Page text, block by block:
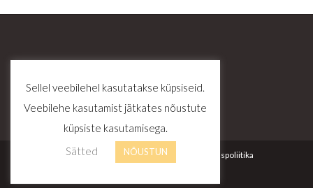
Kontakt Tellimustingimused Privaatsuspoliitika
Sellel veebilehel kasutatakse küpsiseid.
Veebilehe kasutamist jätkates nõustute
küpsiste kasutamisega.
Sätted
NÕUSTUN